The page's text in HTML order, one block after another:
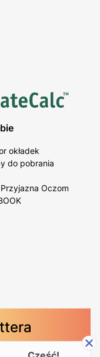
okładek
do pobrania
Oczom
i